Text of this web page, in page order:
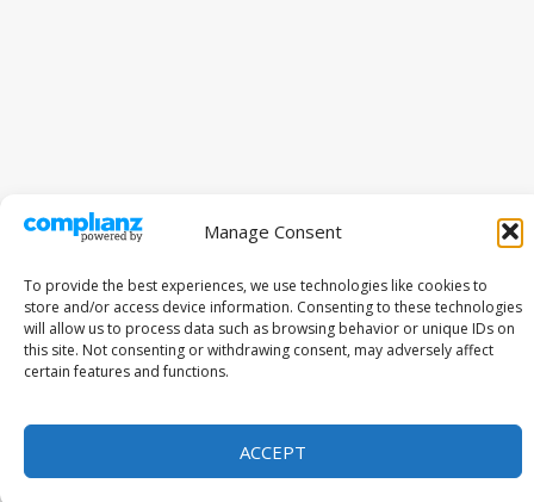
Manage Consent
To provide the best experiences, we use technologies like cookies to
store and/or access device information. Consenting to these technologies
will allow us to process data such as browsing behavior or unique IDs on
this site. Not consenting or withdrawing consent, may adversely affect
certain features and functions.
ACCEPT